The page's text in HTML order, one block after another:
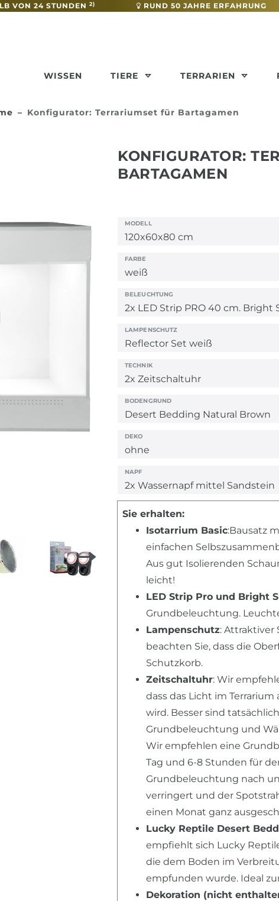
VON 24 STUNDEN 2) RUND 50 JAHRE ERFAHRUNG
WISSEN TIERE TERRARIEN
Konfigurator: Terrariumset für Bartagamen
KONFIGURATOR:
BARTAGAMEN
MODELL
FARBE
BELEUCHTUNG
LAMPENSCHUTZ
TECHNIK
BODENGRUND
DEKO
NAPF
Sie erhalten:
Isotarrium Basic:Bausatz
einfachen
Aus gut Isolierenden
leicht!
LED Strip Pro und Bright
Grundbeleuchtung.
Lampenschutz: Attraktiver
beachten Sie, dass die
Schutzkorb.
Zeitschaltuhr: Wir
dass das Licht im
wird. Besser sind
Grundbeleuchtung und
Wir empfehlen eine
Tag und 6-8 Stunden für
Grundbeleuchtung nach
verringert und der
einen Monat ganz
Lucky Reptile Desert
empfiehlt sich Lucky
die dem Boden im
empfunden wurde. Ideal
Dekoration (nicht